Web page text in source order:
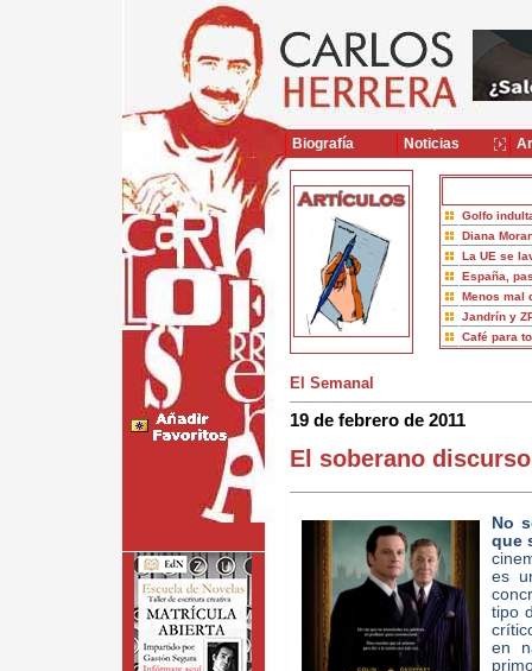
Golfo
Diana
La UE se
España,
Menos mal
Jandrín y
Café para
El Semanal
19 de febrero de 2011
El soberano
No
que
es
tipo
en
Biografía Noticias